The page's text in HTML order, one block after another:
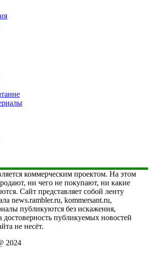
коммерческим проектом. На этом
ни чего не покупают, ни какие
Сайт представляет собой ленту
news.rambler.ru, kommersant.ru,
публикуются без искажения,
достоверность публикуемых новостей
не несёт.
2024